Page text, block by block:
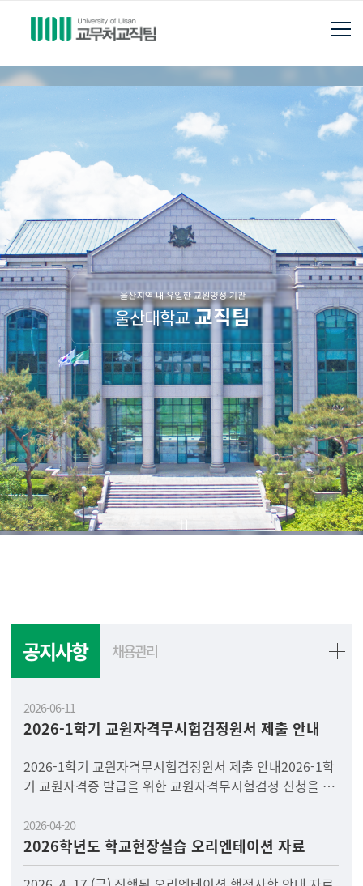
공지사항 채용관리
2026-06-11
2026-1학기 교원자격무시험검정원서 제출 안내
2026-1학기 교원자격무시험검정원서 제출 안내2026-1학
기 교원자격증 발급을 위한 교원자격무시험검정 신청을 다
2026-04-20
2026학년도 학교현장실습 오리엔테이션 자료